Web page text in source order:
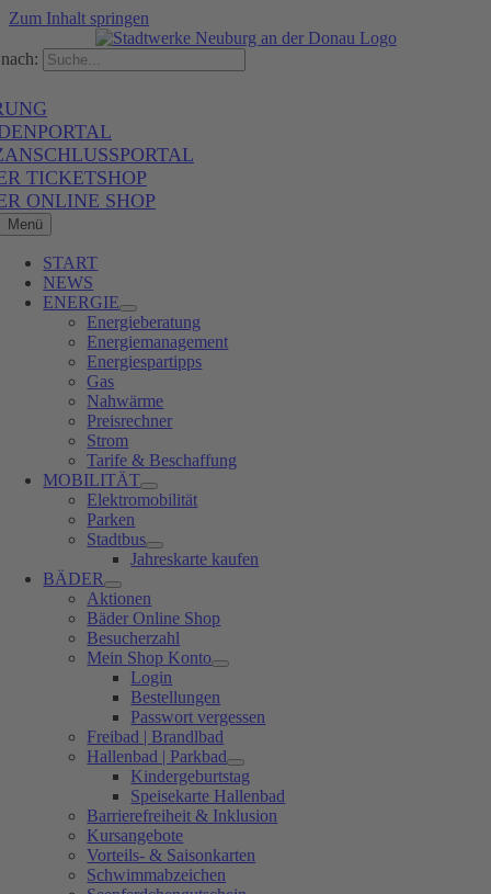
Zum Inhalt springen
TICKETSHOP
ONLINE SHOP
Menü
START
NEWS
ENERGIE
Energieberatung
Energiemanagement
Energiespartipps
Gas
Nahwärme
Preisrechner
Strom
Tarife & Beschaffung
MOBILITÄT
Elektromobilität
Parken
Stadtbus
Jahreskarte kaufen
BÄDER
Aktionen
Bäder Online Shop
Besucherzahl
Mein Shop Konto
Login
Bestellungen
Passwort vergessen
Freibad | Brandlbad
Hallenbad | Parkbad
Kindergeburtstag
Speisekarte Hallenbad
Barrierefreiheit & Inklusion
Kursangebote
Vorteils- & Saisonkarten
Schwimmabzeichen